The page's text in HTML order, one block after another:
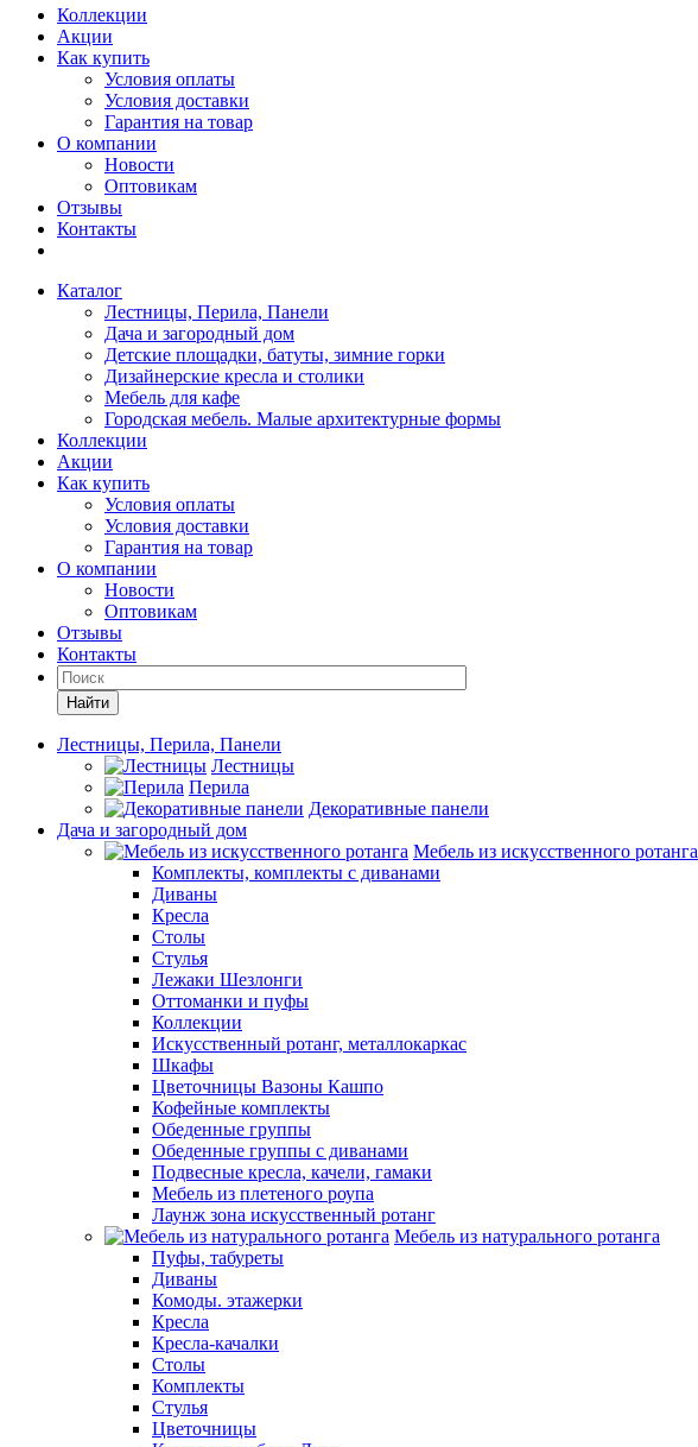
Коллекции
Акции
Как купить
Условия оплаты
Условия доставки
Гарантия на товар
О компании
Новости
Оптовикам
Отзывы
Контакты
Каталог
Лестницы, Перила, Панели
Дача и загородный дом
Детские площадки, батуты, зимние горки
Дизайнерские кресла и столики
Мебель для кафе
Городская мебель. Малые архитектурные формы
Коллекции
Акции
Как купить
Условия оплаты
Условия доставки
Гарантия на товар
О компании
Новости
Оптовикам
Отзывы
Контакты
Найти
Лестницы, Перила, Панели
Лестницы
Перила
Декоративные панели
Дача и загородный дом
Мебель из искусственного ротанга
Комплекты, комплекты с диванами
Диваны
Кресла
Столы
Стулья
Лежаки Шезлонги
Оттоманки и пуфы
Коллекции
Искусственный ротанг, металлокаркас
Шкафы
Цветочницы Вазоны Кашпо
Кофейные комплекты
Обеденные группы
Обеденные группы с диванами
Подвесные кресла, качели, гамаки
Мебель из плетеного роупа
Лаунж зона искусственный ротанг
Мебель из натурального ротанга
Пуфы, табуреты
Диваны
Комоды. этажерки
Кресла
Кресла-качалки
Столы
Комплекты
Стулья
Цветочницы